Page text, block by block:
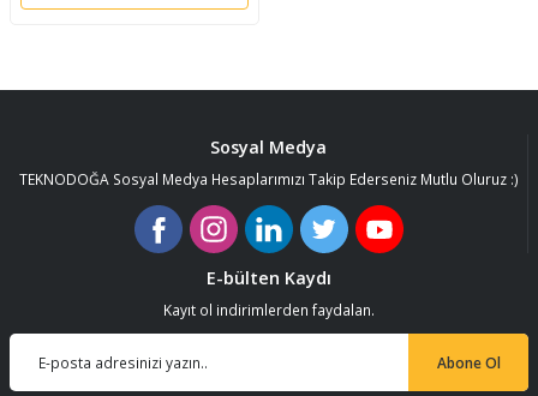
Sosyal Medya
TEKNODOĞA Sosyal Medya Hesaplarımızı Takip Ederseniz Mutlu Oluruz :)
E-bülten Kaydı
Kayıt ol indirimlerden faydalan.
Abone Ol